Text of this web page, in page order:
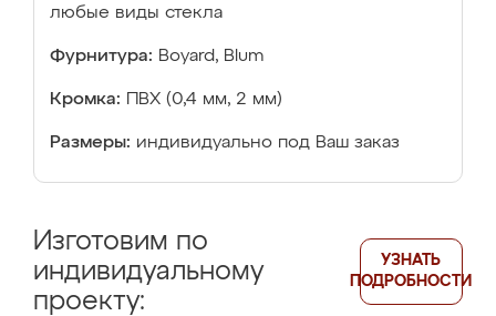
любые виды стекла
Фурнитура: Boyard, Blum
Кромка: ПВХ (0,4 мм, 2 мм)
Размеры: индивидуально под Ваш заказ
Изготовим по
индивидуальному
проекту:
УЗНАТЬ
ПОДРОБНОСТИ